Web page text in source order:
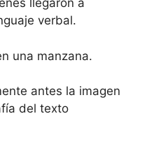
llegaron a
verbal.
una manzana.
antes la imagen
del texto